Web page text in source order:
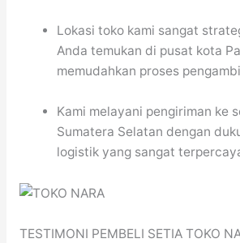
Lokasi toko kami sangat
Anda temukan di pusat kota
memudahkan proses
Kami melayani pengiriman ke
Sumatera Selatan dengan
logistik yang sangat
TESTIMONI PEMBELI SETIA TOKO